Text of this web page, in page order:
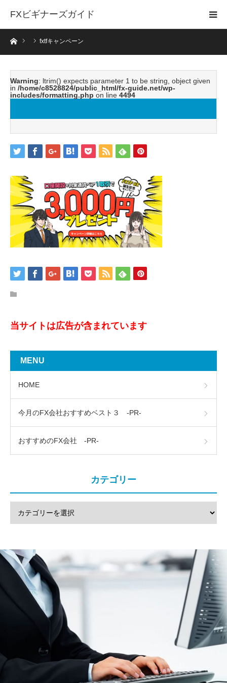
FXビギナーズガイド
ホーム fxtfキャンペーン
Warning: ltrim() expects parameter 1 to be string, object given
in /home/c8528824/public_html/fx-guide.net/wp-
includes/formatting.php on line 4494
当サイトは広告が含まれています
MENU
HOME
今月のFX会社おすすめベスト３ -PR-
おすすめのFX会社 -PR-
カテゴリー